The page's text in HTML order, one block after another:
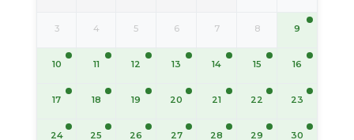
3 4 5 6 7 8 9
10 11 12 13 14 15 16
17 18 19 20 21 22 23
24 25 26 27 28 29 30